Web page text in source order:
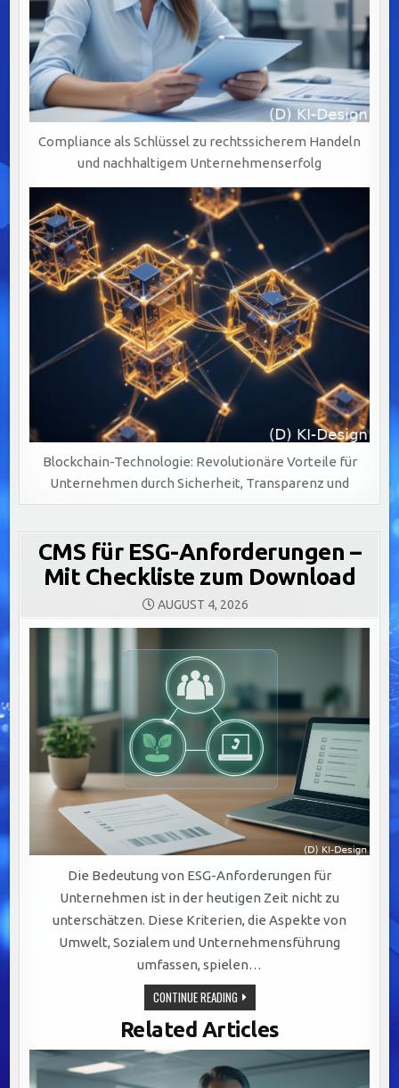
Compliance als Schlüssel zu rechtssicherem Handeln
und nachhaltigem Unternehmenserfolg
Blockchain-Technologie: Revolutionäre Vorteile für
Unternehmen durch Sicherheit, Transparenz und
CMS für ESG-Anforderungen –
Mit Checkliste zum Download
AUGUST 4, 2026
Die Bedeutung von ESG-Anforderungen für
Unternehmen ist in der heutigen Zeit nicht zu
unterschätzen. Diese Kriterien, die Aspekte von
Umwelt, Sozialem und Unternehmensführung
umfassen, spielen…
CONTINUE READINGCMS
FÜR
ESG-
ANFORDERUNGEN
–
MIT
CHECKLISTE
ZUM
Related Articles